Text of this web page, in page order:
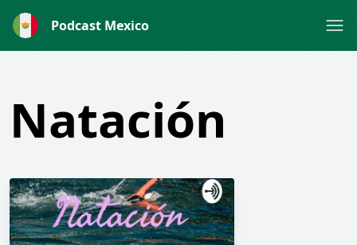
Podcast Mexico
Natación